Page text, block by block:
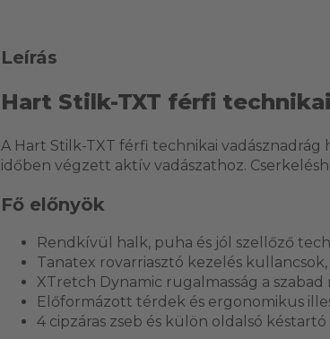
Leírás
Hart Stilk-TXT férfi
A Hart Stilk-TXT férfi technikai
időben végzett aktív vadászathoz.
Fő előnyök
Rendkívül halk, puha és jól szellőző
Tanatex rovarriasztó kezelés
XTretch Dynamic rugalmasság a szabad
Előformázott térdek és ergonomikus
4 cipzáras zseb és külön oldalsó késtartó